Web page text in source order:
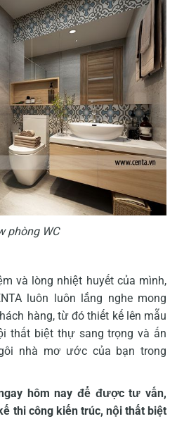
phòng WC
và lòng nhiệt huyết của mình,
luôn luôn lắng nghe mong
hàng, từ đó thiết kế lên mẫu
thất biệt thự sang trọng và ấn
nhà mơ ước của bạn trong
hôm nay để được tư vấn,
thi công kiến trúc, nội thấtbiệt